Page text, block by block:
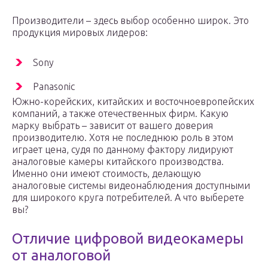
Производители – здесь выбор особенно широк. Это
продукция мировых лидеров:
Sony
Panasonic
Южно-корейских, китайских и восточноевропейских
компаний, а также отечественных фирм. Какую
марку выбрать – зависит от вашего доверия
производителю. Хотя не последнюю роль в этом
играет цена, судя по данному фактору лидируют
аналоговые камеры китайского производства.
Именно они имеют стоимость, делающую
аналоговые системы видеонаблюдения доступными
для широкого круга потребителей. А что выберете
вы?
Отличие цифровой видеокамеры
от аналоговой